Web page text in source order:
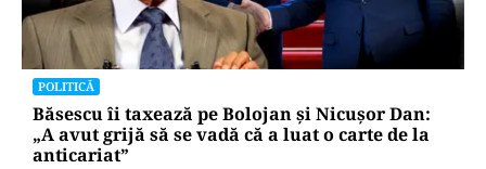
POLITICĂ
Băsescu îi taxează pe Bolojan și Nicușor Dan:
„A avut grijă să se vadă că a luat o carte de la
anticariat”